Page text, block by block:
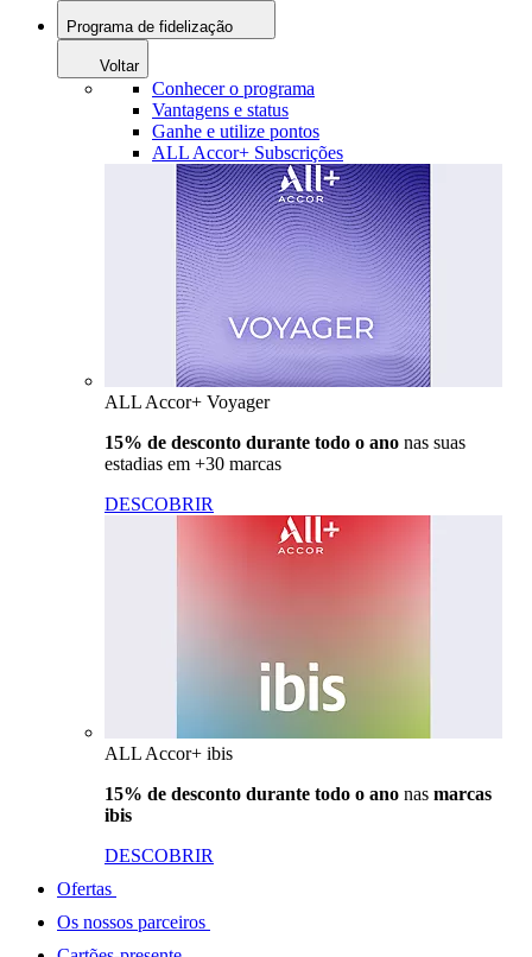
Programa de fidelização
Voltar
Conhecer o programa
Vantagens e status
Ganhe e utilize pontos
ALL Accor+ Subscrições
ALL Accor+ Voyager
15% de desconto durante todo o ano nas suas
estadias em +30 marcas
DESCOBRIR
ALL Accor+ ibis
15% de desconto durante todo o ano nas marcas
ibis
DESCOBRIR
Ofertas
Os nossos parceiros